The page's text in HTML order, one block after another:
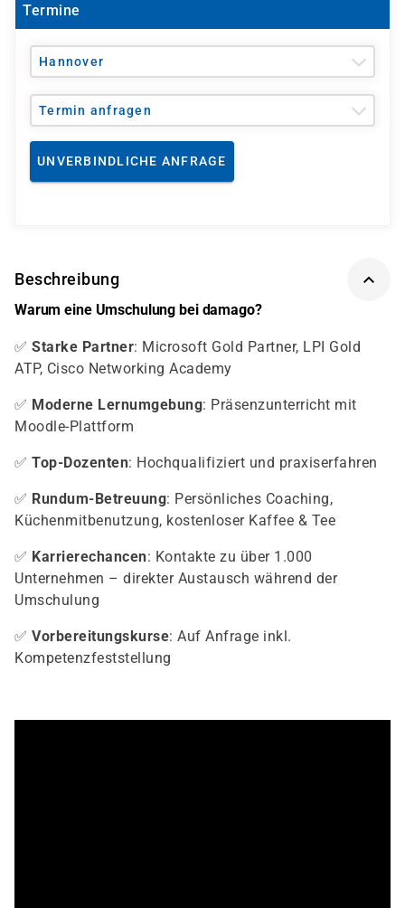
Termine
Hannover
Termin anfragen
UNVERBINDLICHE ANFRAGE
Beschreibung
Warum eine Umschulung bei damago?
✅ Starke Partner: Microsoft Gold Partner, LPI Gold
ATP, Cisco Networking Academy
✅ Moderne Lernumgebung: Präsenzunterricht mit
Moodle-Plattform
✅ Top-Dozenten: Hochqualifiziert und praxiserfahren
✅ Rundum-Betreuung: Persönliches Coaching,
Küchenmitbenutzung, kostenloser Kaffee & Tee
✅ Karrierechancen: Kontakte zu über 1.000
Unternehmen – direkter Austausch während der
Umschulung
✅ Vorbereitungskurse: Auf Anfrage inkl.
Kompetenzfeststellung